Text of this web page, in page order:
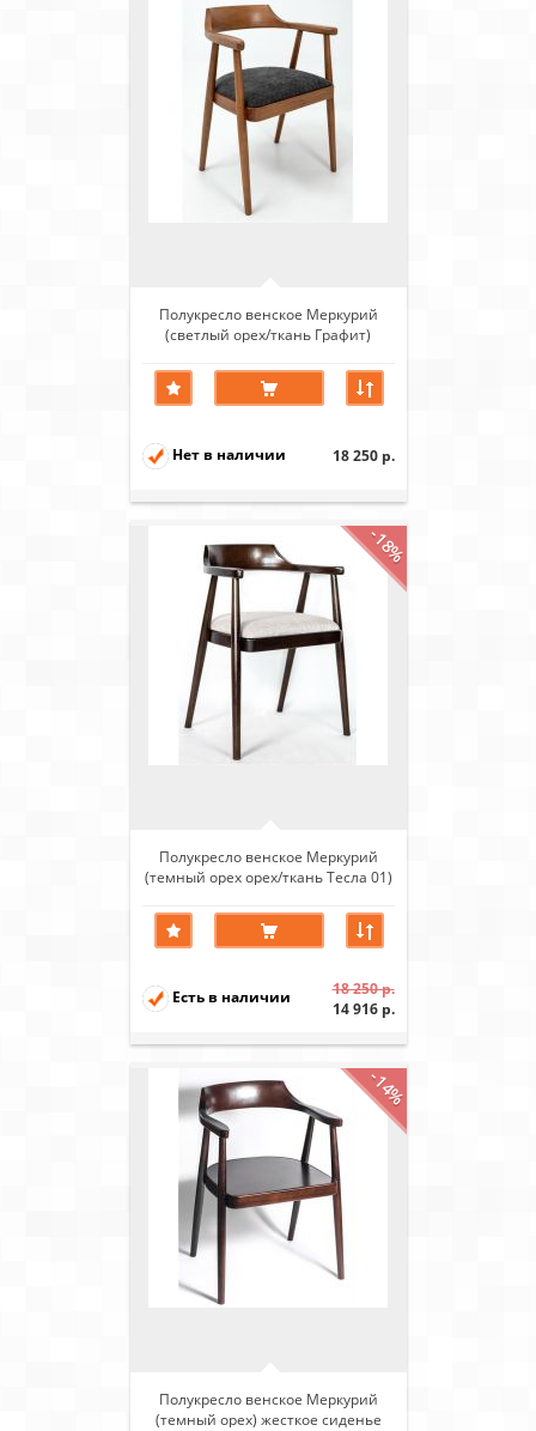
Полукресло венское Меркурий
(светлый орех/ткань Графит)
Нет в наличии 18 250 р.
-18%
Полукресло венское Меркурий
(темный орех орех/ткань Тесла 01)
Есть в наличии
18 250 р.
14 916 р.
-14%
Полукресло венское Меркурий
(темный орех) жесткое сиденье